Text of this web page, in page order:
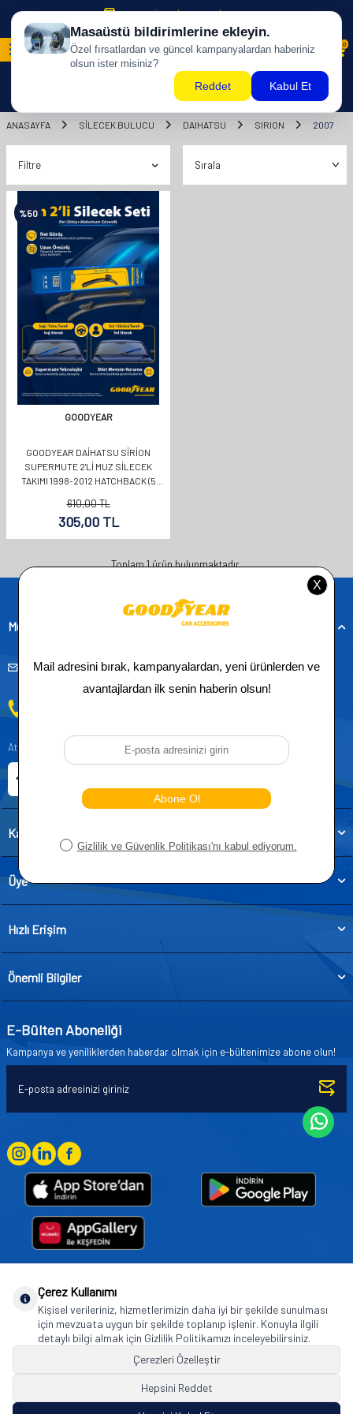
500 TL ÜZERİ KARGO BİZDEN !
0
ANASAYFA SILECEK BULUCU DAIHATSU SIRION 2007
Filtre
%50
GOODYEAR
GOODYEAR DAIHATSU SIRION
SUPERMUTE 2'LI MUZ SILECEK
TAKIMI 1998-2012 HATCHBACK (5
610,00TL
305,00TL
Toplam1ürün bulunmaktadır.
Müşteri Hizmetleri
musteridestek@goodyearotoaksesuar.com.tr
Atatürk, Kıraç Mevkii, Orhan Veli Cd. D:No:19, 34522 Esenyurt/İstanbul
Kategoriler
Üye
Hızlı Erişim
Önemli Bilgiler
E-Bülten Aboneliği
Kampanya ve yeniliklerden haberdar olmak için e-bültenimize abone olun!
Goodyear (and Winged Foot Design) are trademarks of or licensed to The Goodyear
Tire & Rubber Company used under license by Basbug Group Company,
Istanbul/Türkiye. © 2026 The Goodyear Tire & Rubber Company.
Çerez Kullanımı
Kişisel verileriniz, hizmetlerimizin daha iyi bir şekilde sunulması
için mevzuata uygun bir şekilde toplanıp işlenir. Konuyla ilgili
detaylı bilgi almak için Gizlilik Politikamızı inceleyebilirsiniz.
Çerezleri Özelleştir
Hepsini Reddet